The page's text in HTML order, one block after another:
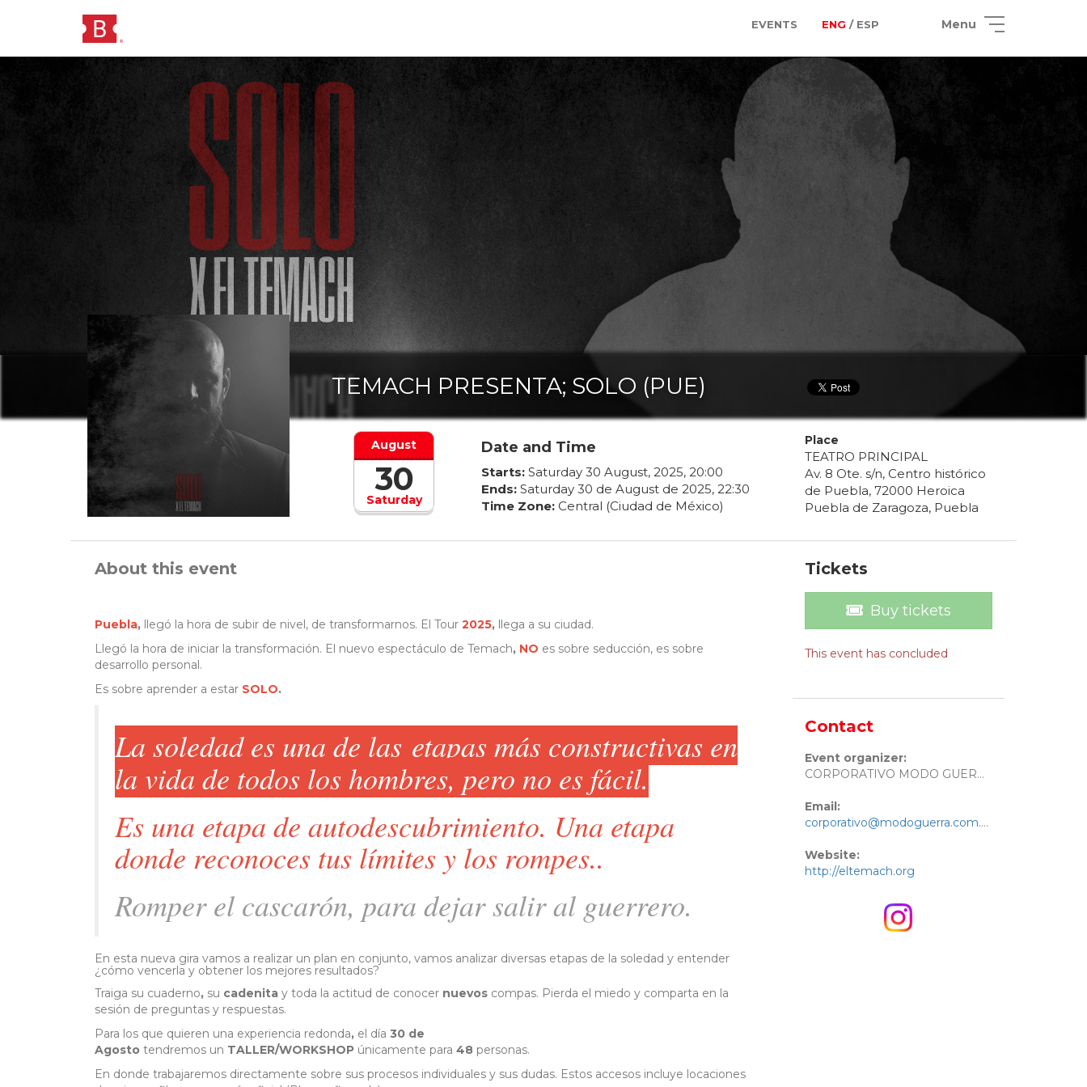
EVENTS ENG / ESP Menu
TEMACH PRESENTA; SOLO (PUE)
Saturday
August
30
Date and Time
Starts: Saturday 30 August, 2025, 20:00
Ends: Saturday 30 de Augustde 2025, 22:30
Time Zone: Central (Ciudad de México)
Place
TEATRO PRINCIPAL
Av. 8 Ote. s/n, Centro histórico
de Puebla, 72000 Heroica
Puebla de Zaragoza, Puebla
About this event
Puebla, llegó la hora de subir de nivel, de transformarnos. El Tour 2025,
llega a su ciudad.
Llegó la hora de iniciar la transformación. El nuevo espectáculo de Temach, NO es sobre seducción, es sobre
desarrollo personal.
Es sobre aprender a estar SOLO.
La soledad es una de las etapas más constructivas en
la vida de todos los hombres, pero no es fácil.
Es una etapa de autodescubrimiento. Una etapa
donde reconoces tus límites y los rompes..
Romper el cascarón, para dejar salir al guerrero.
En esta nueva gira vamos a realizar un plan en conjunto, vamos analizar diversas etapas de la soledad y entender
¿cómo vencerla y obtener los mejores resultados?
Traiga su cuaderno, su cadenita y toda la actitud de conocer nuevos compas. Pierda el miedo y comparta en la
sesión de preguntas y respuestas.
Para los que quieren una experiencia redonda, el día 30 de
Agosto tendremos un TALLER/WORKSHOP únicamente para 48 personas.
En donde trabajaremos directamente sobre sus procesos individuales y sus dudas. Estos accesos incluye locaciones
Tickets
Buy tickets
This event has concluded
Contact
Event organizer:
CORPORATIVO MODO GUERRA
Email:
corporativo@modoguerra.com.mx
Website:
http://eltemach.org